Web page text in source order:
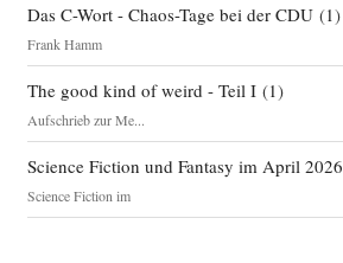
Das C-Wort - Chaos-Tage bei der CDU(1)
Frank Hamm
The good kind of weird - Teil I(1)
Aufschrieb zur Me...
Science Fiction und Fantasy im April 2026
Science Fiction im